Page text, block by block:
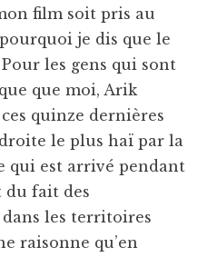
film soit pris au
je dis que le
les gens qui sont
que moi, Arik
quinze dernières
le plus haï par la
qui est arrivé pendant
du fait des
les territoires
raisonne qu’en